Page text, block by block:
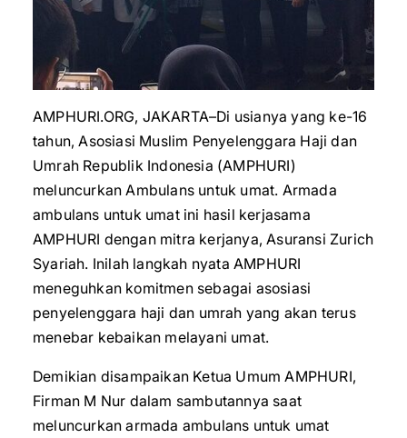
AMPHURI.ORG, JAKARTA–Di usianya yang ke-16
tahun, Asosiasi Muslim Penyelenggara Haji dan
Umrah Republik Indonesia (AMPHURI)
meluncurkan Ambulans untuk umat. Armada
ambulans untuk umat ini hasil kerjasama
AMPHURI dengan mitra kerjanya, Asuransi Zurich
Syariah. Inilah langkah nyata AMPHURI
meneguhkan komitmen sebagai asosiasi
penyelenggara haji dan umrah yang akan terus
menebar kebaikan melayani umat.
Demikian disampaikan Ketua Umum AMPHURI,
Firman M Nur dalam sambutannya saat
meluncurkan armada ambulans untuk umat